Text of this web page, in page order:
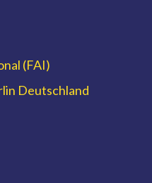
(FAI)
Deutschland